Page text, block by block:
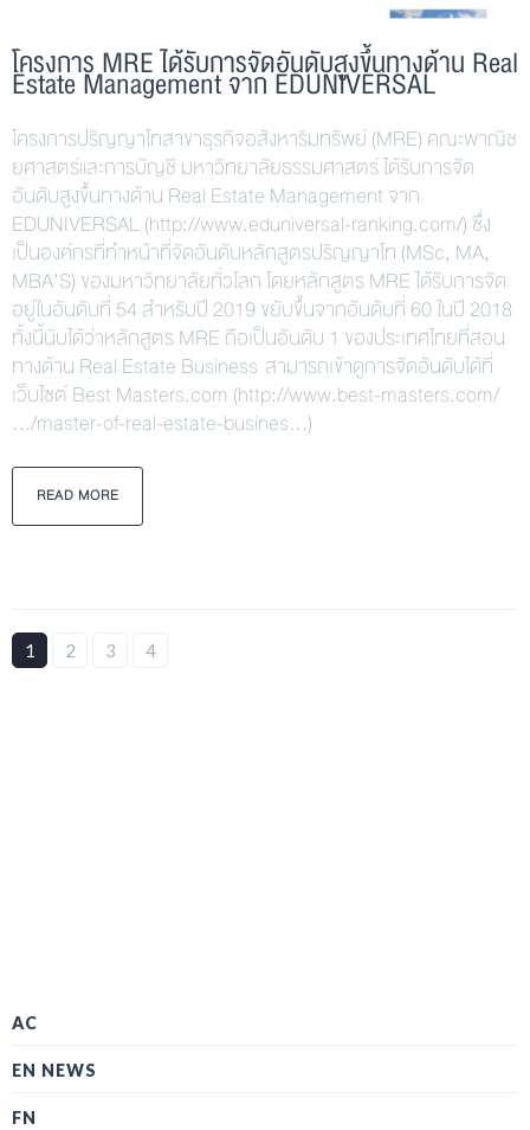
โครงการ MRE ได้รับการจัดอันดับสูงขึ้นทางด้าน Real
Estate Management จาก EDUNIVERSAL
โครงการปริญญาโทสาขาธุรกิจอสังหาริมทรัพย์ (MRE) คณะพาณิช
ยศาสตร์และการบัญชี มหาวิทยาลัยธรรมศาสตร์ ได้รับการจัด
อันดับสูงขึ้นทางด้าน Real Estate Management จาก
EDUNIVERSAL (http://www.eduniversal-ranking.com/) ซึ่ง
เป็นองค์กรที่ทำหน้าที่จัดอันดับหลักสูตรปริญญาโท (MSc, MA,
MBA’S) ของมหาวิทยาลัยทั่วโลก โดยหลักสูตร MRE ได้รับการจัด
อยู่ในอันดับที่ 54 สำหรับปี 2019 ขยับขึ้นจากอันดับที่ 60 ในปี 2018
ทั้งนี้นับได้ว่าหลักสูตร MRE ถือเป็นอันดับ 1 ของประเทศไทยที่สอน
ทางด้าน Real Estate Business สามารถเข้าดูการจัดอันดับได้ที่
เว็บไซต์ Best Masters.com (http://www.best-masters.com/
…/master-of-real-estate-busines…)
READ MORE
1 2 3 4
AC
EN NEWS
FN